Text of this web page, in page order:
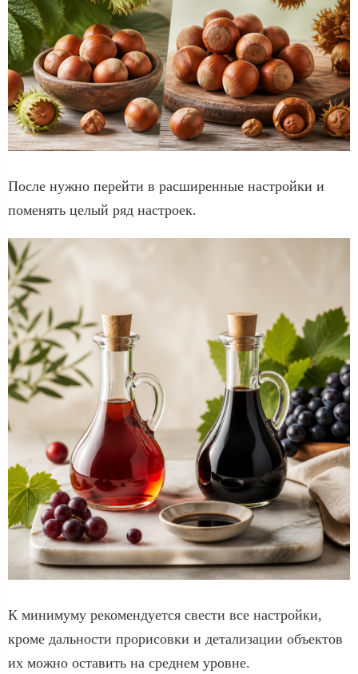
После нужно перейти в расширенные настройки и
поменять целый ряд настроек.
К минимуму рекомендуется свести все настройки,
кроме дальности прорисовки и детализации объектов
их можно оставить на среднем уровне.